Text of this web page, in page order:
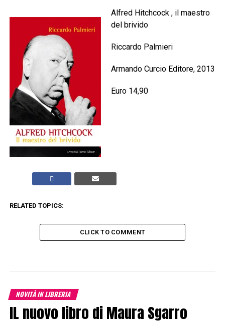
Alfred Hitchcock , il maestro
del brivido
Riccardo Palmieri
Armando Curcio Editore, 2013
Euro 14,90
RELATED TOPICS:
CLICK TO COMMENT
NOVITÀ IN LIBRERIA
IL nuovo libro di Maura Sgarro